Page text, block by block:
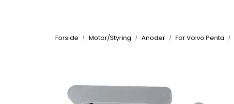
Forside Motor/Styring Anoder For Volvo Penta